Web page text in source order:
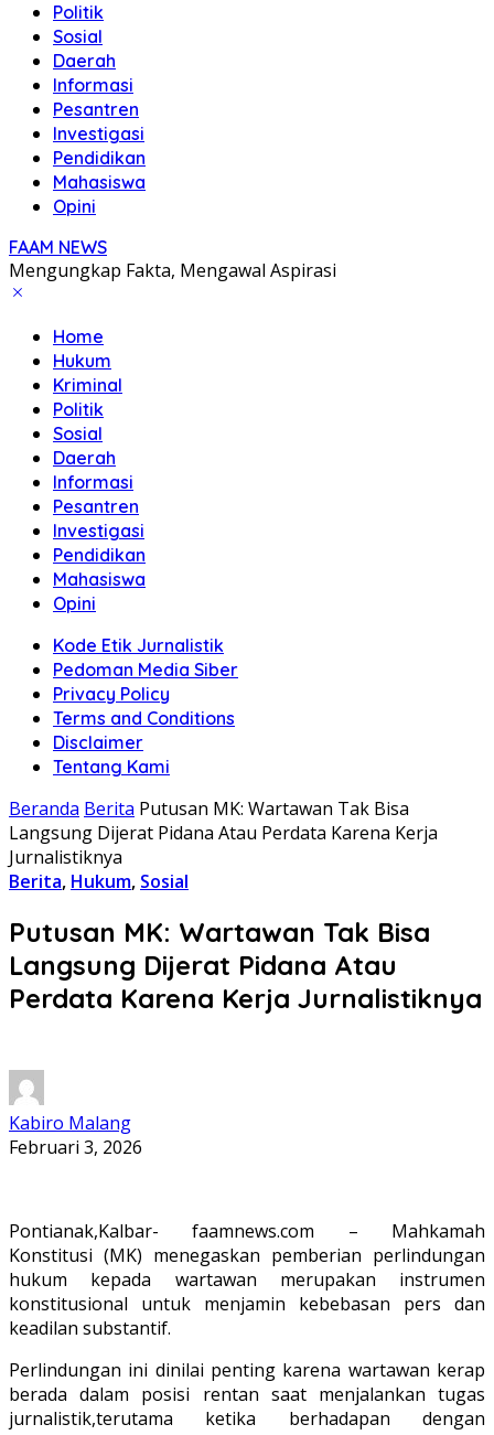
Politik
Sosial
Daerah
Informasi
Pesantren
Investigasi
Pendidikan
Mahasiswa
Opini
FAAM NEWS
Mengungkap Fakta, Mengawal Aspirasi
Home
Hukum
Kriminal
Politik
Sosial
Daerah
Informasi
Pesantren
Investigasi
Pendidikan
Mahasiswa
Opini
Kode Etik Jurnalistik
Pedoman Media Siber
Privacy Policy
Terms and Conditions
Disclaimer
Tentang Kami
Beranda Berita Putusan MK: Wartawan Tak Bisa
Langsung Dijerat Pidana Atau Perdata Karena Kerja
Jurnalistiknya
Berita, Hukum, Sosial
Putusan MK: Wartawan Tak Bisa
Langsung Dijerat Pidana Atau
Perdata Karena Kerja Jurnalistiknya
Kabiro Malang
Februari 3, 2026
Pontianak,Kalbar- faamnews.com – Mahkamah
Konstitusi (MK) menegaskan pemberian perlindungan
hukum kepada wartawan merupakan instrumen
konstitusional untuk menjamin kebebasan pers dan
keadilan substantif.
Perlindungan ini dinilai penting karena wartawan kerap
berada dalam posisi rentan saat menjalankan tugas
jurnalistik,terutama ketika berhadapan dengan